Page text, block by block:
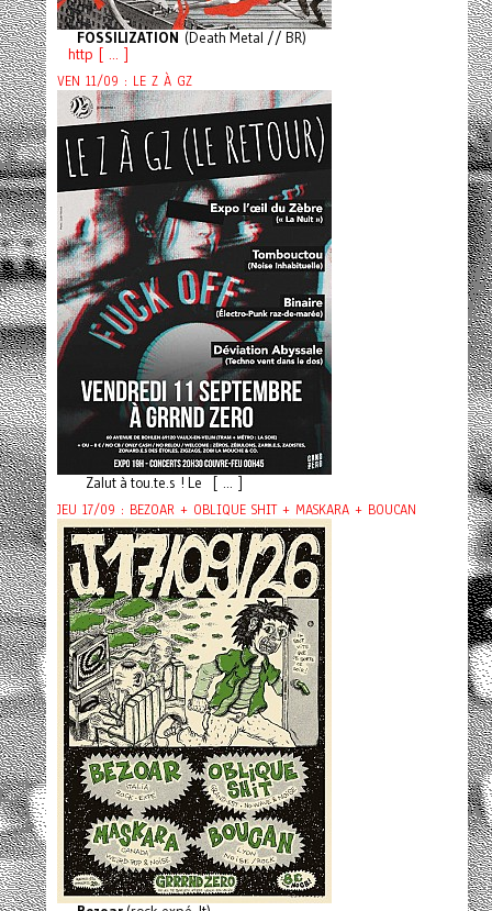
FOSSILIZATION (Death Metal // BR)
http [ ... ]
VEN 11/09 : LE Z À GZ
Zalut à tou.te.s ! Le [ ... ]
JEU 17/09 : BEZOAR + OBLIQUE SHIT + MASKARA + BOUCAN